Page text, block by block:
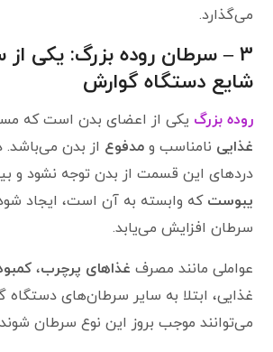
می‌گذارد.
3 – سرطان روده بزرگ: یکی
شایع دستگاه گوارش
روده بزرگ یکی از اعضای بدن است که
غذایی نامناسب ومدفوع از بدن می‌باشد.
دردهای این قسمت از بدن توجه نشود و
یبوست که وابسته به آن است، ایجاد
سرطان افزایش می‌یابد.
عواملی مانند مصرف غذاهای پرچرب،
غذایی، ابتلا به سایر سرطان‌های دستگاه
می‌توانند موجب بروز این نوع سرطان